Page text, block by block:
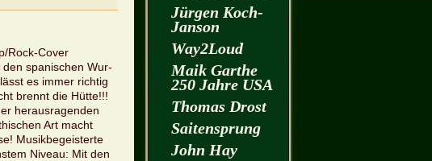
Jür­gen Koch-
Jan­son
Way2­Loud
Maik Garthe
250 Jahre USA
Tho­mas Drost
Sai­ten­sprung
John Hay
Rock-Co­ver
den spa­ni­schen Wur­
es immer rich­tig
brennt die Hütte!!!
her­aus­ra­gen­den
Art macht
Mu­sik­be­geis­ter­te
Ni­veau: Mit den